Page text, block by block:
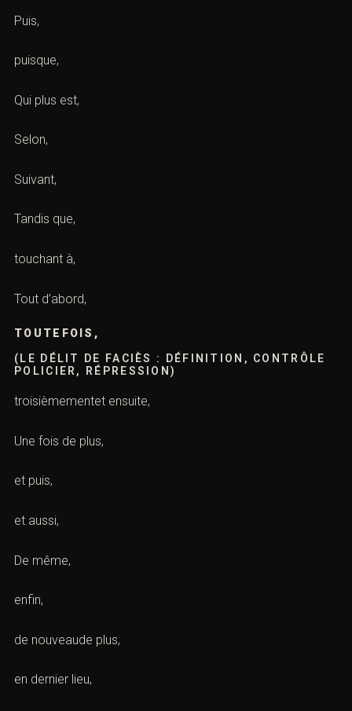
Puis,
puisque,
Qui plus est,
Selon,
Suivant,
Tandis que,
touchant à,
Tout d’abord,
TOUTEFOIS,
(LE DÉLIT DE FACIÈS : DÉFINITION, CONTRÔLE
POLICIER, RÉPRESSION)
troisièmementet ensuite,
Une fois de plus,
et puis,
et aussi,
De même,
enfin,
de nouveaude plus,
en dernier lieu,